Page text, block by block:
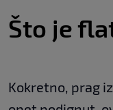
Što je
Kokretno, prag